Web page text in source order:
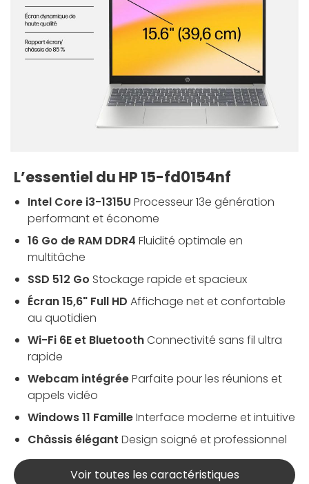
L’essentiel du HP 15-fd0154nf
Intel Core i3-1315U Processeur 13e génération
performant et économe
16 Go de RAM DDR4 Fluidité optimale en
multitâche
SSD 512 Go Stockage rapide et spacieux
Écran 15,6" Full HD Affichage net et confortable
au quotidien
Wi-Fi 6E et BluetoothConnectivité sans fil ultra
rapide
Webcam intégréeParfaite pour les réunions et
appels vidéo
Windows 11 FamilleInterface moderne et intuitive
Châssis élégant Design soigné et professionnel
Voir toutes les caractéristiques